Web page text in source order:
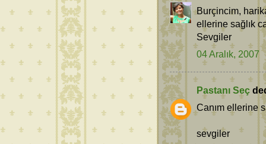
Burçincim,
ellerine sağlık
Sevgiler
04 Aralık, 2007
Pastanı Seç
Canım ellerine
sevgiler